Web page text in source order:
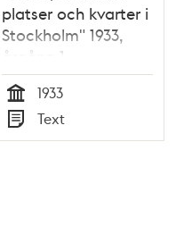
platser och kvarter i
Stockholm" 1933,
årgång 1
Tid
1933
Typ
Text